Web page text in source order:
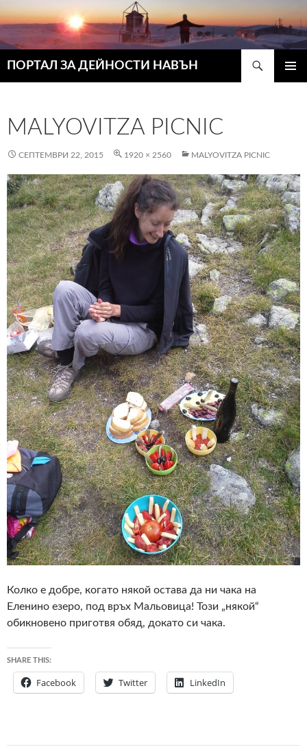
ПОРТАЛ ЗА ДЕЙНОСТИ НАВЪН
MALYOVITZA PICNIC
СЕПТЕМВРИ 22, 2015 1920 × 2560 MALYOVITZA PICNIC
Колко е добре, когато някой остава да ни чака на
Еленино езеро, под връх Мальовица! Този „някой“
обикновено приготвя обяд, докато си чака.
SHARE THIS:
Facebook Twitter LinkedIn